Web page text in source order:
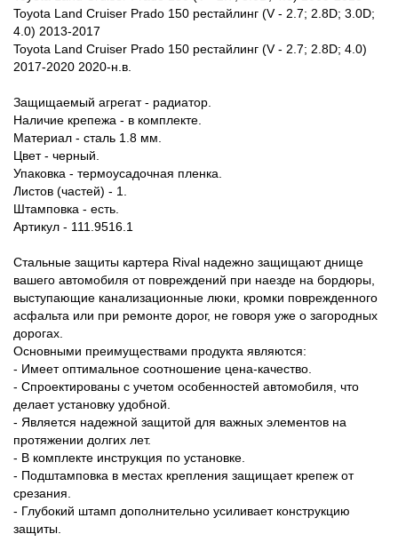
Toyota Land Cruiser Prado 150 рестайлинг (V - 2.7; 2.8D; 3.0D;
4.0) 2013-2017
Toyota Land Cruiser Prado 150 рестайлинг (V - 2.7; 2.8D; 4.0)
2017-2020 2020-н.в.
Защищаемый агрегат - радиатор.
Наличие крепежа - в комплекте.
Материал - сталь 1.8 мм.
Цвет - черный.
Упаковка - термоусадочная пленка.
Листов (частей) - 1.
Штамповка - есть.
Артикул - 111.9516.1
Стальные защиты картера Rival надежно защищают днище
вашего автомобиля от повреждений при наезде на бордюры,
выступающие канализационные люки, кромки поврежденного
асфальта или при ремонте дорог, не говоря уже о загородных
дорогах.
Основными преимуществами продукта являются:
- Имеет оптимальное соотношение цена-качество.
- Спроектированы с учетом особенностей автомобиля, что
делает установку удобной.
- Является надежной защитой для важных элементов на
протяжении долгих лет.
- В комплекте инструкция по установке.
- Подштамповка в местах крепления защищает крепеж от
срезания.
- Глубокий штамп дополнительно усиливает конструкцию
защиты.